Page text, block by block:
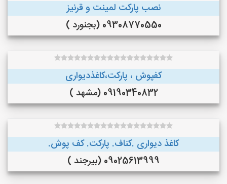
نصب پارکت لمینت و قرنیز
09308770550 (بجنورد )
کفپوش ، پارکت،کاغذدیواری
09190340832 (مشهد )
کاغذ دیواری .کناف. پارکت. کف پوش.
09025613999 (بیرجند )